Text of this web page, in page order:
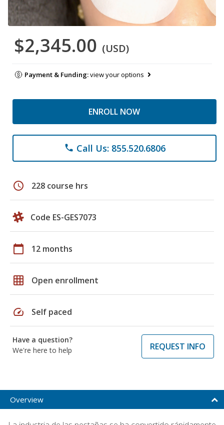
$2,345.00 (USD)
Payment & Funding:view your options
ENROLL NOW
phone Call Us: 855.520.6806
schedule 228 course hrs
Code ES-GES7073
calendar_today 12 months
grid_on Open enrollment
speed Self paced
Have a question?
We're here to help
REQUEST INFO
Overview